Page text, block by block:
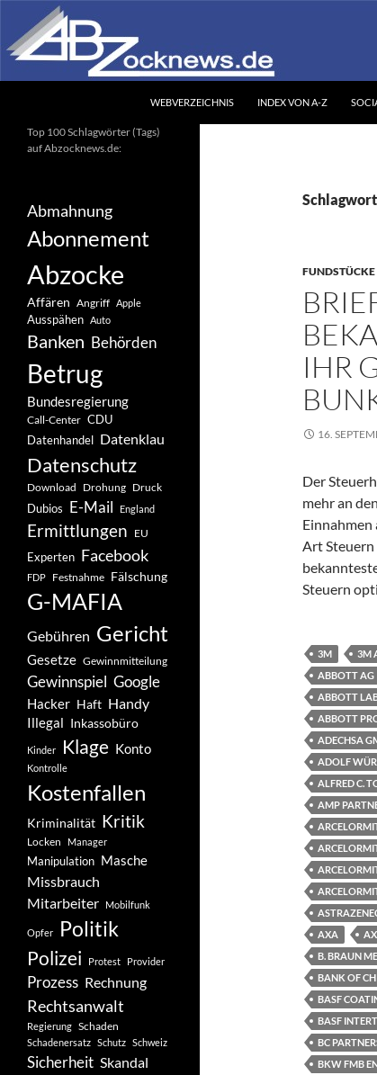
Inhalt
springen
WEBVERZEICHNIS INDEX VON A-Z
FUNDSTÜCKE
IHR
16.
Der
mehr an
Einnahmen
Art Steuern
Steuern
3M 3M
ABBOTT AG
ABBOTT
ABBOTT
ADECHSA
ADOLF
ALFRED C.
AMP
AXA
B. BRAUN
BANK OF
BASF
BASF
BC
BKW FMB
Ihr unabhängiges
Informationsportal
Top 100 Schlagwörter (Tags)
auf Abzocknews.de:
Abmahnung
Abonnement
Abzocke
Affären Angriff Apple
Ausspähen Auto
Banken Behörden
Betrug
Bundesregierung
Call-Center CDU
Datenhandel Datenklau
Datenschutz
Download Drohung Druck
Dubios E-Mail England
Ermittlungen EU
Experten Facebook
FDP Festnahme Fälschung
G-MAFIA
Gebühren Gericht
Gesetze Gewinnmitteilung
Gewinnspiel Google
Hacker Haft Handy
Illegal Inkassobüro
Kinder Klage Konto
Kontrolle
Kostenfallen
Kriminalität Kritik
Locken Manager
Manipulation Masche
Missbrauch
Mitarbeiter
Mobilfunk
Opfer Politik
Polizei Protest Provider
Prozess Rechnung
Rechtsanwalt
Regierung Schaden
Schadenersatz Schutz Schweiz
Sicherheit Skandal